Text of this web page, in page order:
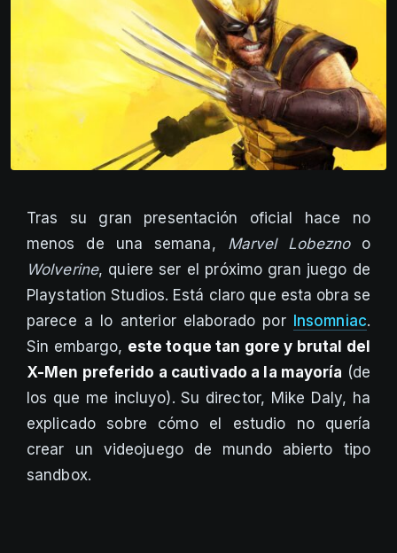
Tras su gran presentación oficial hace no
menos de una semana, Marvel Lobeznoo
Wolverine, quiere ser el próximo gran juego de
Playstation Studios. Está claro que esta obra se
parece a lo anterior elaborado por
Insomniac.
Sin embargo, este toque tan gore y brutal del
X-Men preferido a cautivado a la mayoría (de
los que me incluyo). Su director, Mike Daly, ha
explicado sobre cómo el estudio no quería
crear un videojuego de mundo abierto tipo
sandbox.